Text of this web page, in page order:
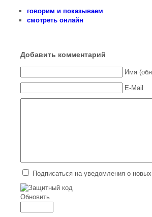
говорим и показываем
смотреть онлайн
Добавить комментарий
Имя
E-Mail
Подписаться на уведомления о
Обновить